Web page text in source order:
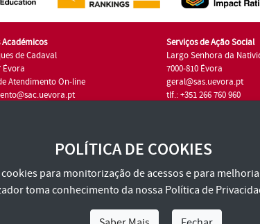
de Cadaval
Évora
Atendimento On-line
Serviços de Ação Social
Largo Senhora da
7000-810 Évora
geral@sas.uevora.pt
tlf.: +351 266 760 960
POLÍTICA DE COOKIES
para monitorização de acessos e para
toma conhecimento da nossa Política de